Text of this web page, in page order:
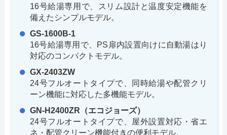
16号給湯専用で、スリム設計と温度安定機能を
備えたシンプルモデル。
GS-1600B-1
16号給湯専用で、PS扉内設置向けに自動湯はり
対応のコンパクトモデル。
GX-2403ZW
24号フルオートタイプで、同時給湯や配管クリ
ーン機能に対応した多機能モデル。
GN-H2400ZR（エコジョーズ）
24号フルオートタイプで、屋外設置対応・省エ
ネ・配管クリーン機能付きの便利モデル。